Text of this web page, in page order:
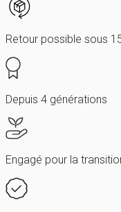
Retour possible sous
Depuis 4 générations
Engagé pour la